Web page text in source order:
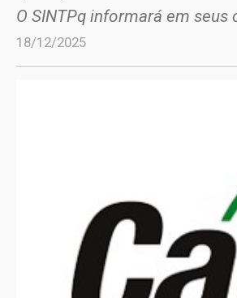
O SINTPq informará em
18/12/2025